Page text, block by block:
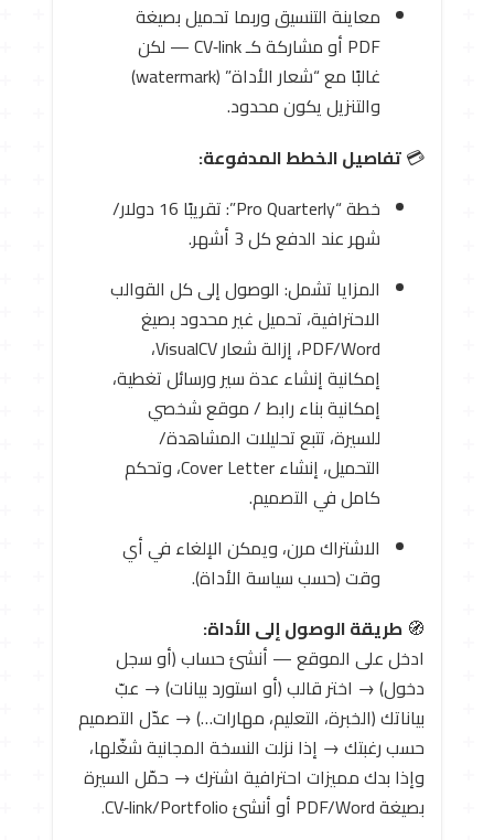
معاينة التنسيق وربما تحميل بصيغة
PDF أو مشاركة كـ CV‑link — لكن
غالبًا مع “شعار الأداة” (watermark)
والتنزيل يكون محدود.
💳تفاصيل الخطط المدفوعة:
خطة “Pro Quarterly”: تقريبًا 16 دولار/
شهر عند الدفع كل 3 أشهر.
المزايا تشمل: الوصول إلى كل القوالب
الاحترافية، تحميل غير محدود بصيغ
PDF/Word، إزالة شعار VisualCV،
إمكانية إنشاء عدة سير ورسائل تغطية،
إمكانية بناء رابط / موقع شخصي
للسيرة، تتبع تحليلات المشاهدة/
التحميل، إنشاء Cover Letter، وتحكم
كامل في التصميم.
الاشتراك مرن، ويمكن الإلغاء في أي
وقت (حسب سياسة الأداة).
🧭طريقة الوصول إلى الأداة:
ادخل على الموقع — أنشئ حساب (أو سجل
دخول) → اختر قالب (أو استورد بيانات) → عبّ
بياناتك (الخبرة، التعليم، مهارات…) → عدّل التصميم
حسب رغبتك → إذا نزلت النسخة المجانية شغّلها،
وإذا بدك مميزات احترافية اشترك → حمّل السيرة
بصيغة PDF/Word أو أنشئ CV‑link/Portfolio.